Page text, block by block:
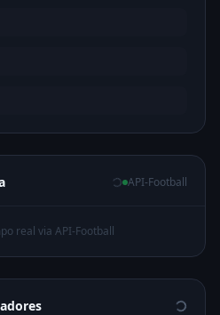
API-Football
real via API-Football